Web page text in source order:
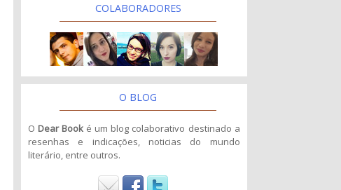
COLABORADORES
O BLOG
O Dear Book é um blog colaborativo destinado a
resenhas e indicações, noticias do mundo
literário, entre outros.